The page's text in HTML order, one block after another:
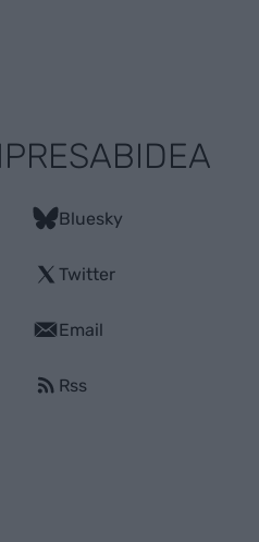
Bluesky
Twitter
Email
Rss